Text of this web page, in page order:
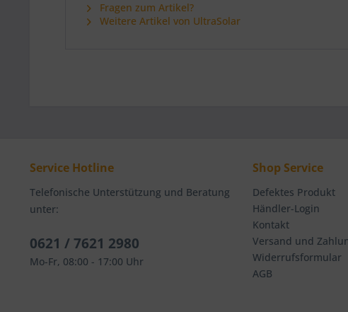
Fragen zum Artikel?
Weitere Artikel von UltraSolar
Service Hotline
Telefonische Unterstützung und Beratung
unter:
0621 / 7621 2980
Mo-Fr, 08:00 - 17:00 Uhr
Shop Service
Defektes Produkt
Händler-Login
Kontakt
Versand und
Widerrufsformular
AGB